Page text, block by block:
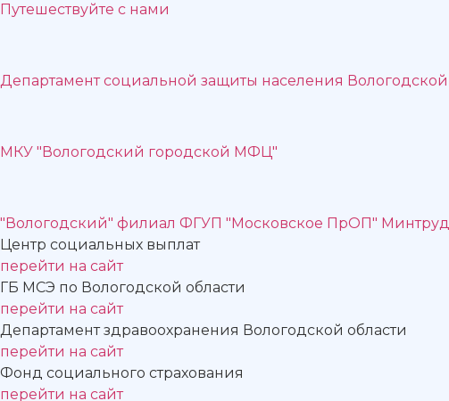
Путешествуйте с нами
Департамент социальной защиты населения Вологодской
МКУ "Вологодский городской МФЦ"
"Вологодский" филиал ФГУП "Московское ПрОП"
Центр социальных выплат
перейти на сайт
ГБ МСЭ по Вологодской области
перейти на сайт
Департамент здравоохранения Вологодской области
перейти на сайт
Фонд социального страхования
перейти на сайт